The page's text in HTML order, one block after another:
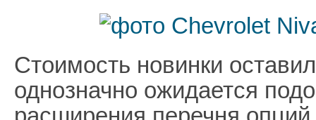
Стоимость новинки
однозначно ожидается